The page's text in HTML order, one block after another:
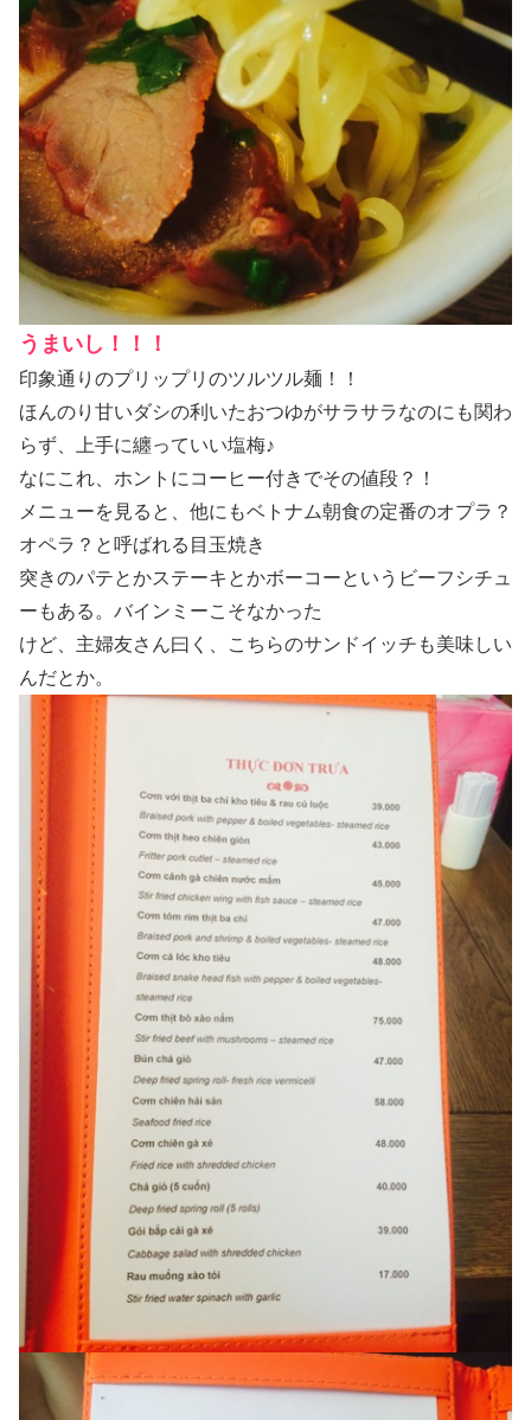
うまいし！！！
印象通りのプリップリのツルツル麺！！
ほんのり甘いダシの利いたおつゆがサラサラなのにも関わ
らず、上手に纏っていい塩梅♪
なにこれ、ホントにコーヒー付きでその値段？！
メニューを見ると、他にもベトナム朝食の定番のオプラ？
オペラ？と呼ばれる目玉焼き
突きのパテとかステーキとかボーコーというビーフシチュ
ーもある。バインミーこそなかった
けど、主婦友さん曰く、こちらのサンドイッチも美味しい
んだとか。